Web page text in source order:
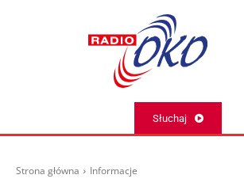
Słuchaj
Strona główna Informacje